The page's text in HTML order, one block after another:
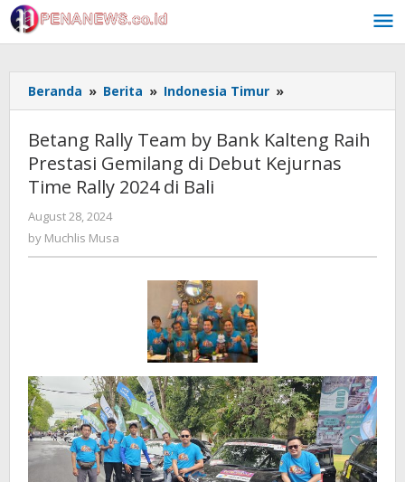
Skip
to
content
Beranda » Berita » Indonesia Timur »
Rally
by
Bank
di
di
Bali
Betang Rally Team by Bank Kalteng Raih
Prestasi Gemilang di Debut Kejurnas
Time Rally 2024 di Bali
August 28, 2024
by Muchlis Musa